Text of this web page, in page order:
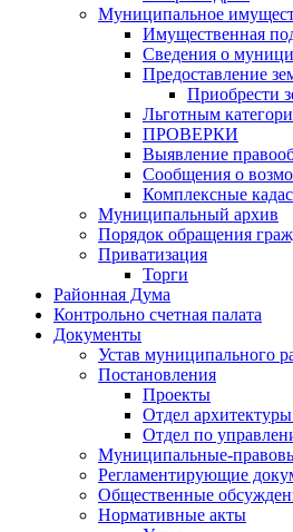
Муниципальное
Имущественная
Сведения о
Предоставление
Приобрести
Льготным
ПРОВЕРКИ
Выявление
Сообщения о
Комплексные
Муниципальный архив
Порядок обращения
Приватизация
Торги
Районная Дума
Контрольно счетная палата
Документы
Устав муниципального
Постановления
Проекты
Отдел архитектуры
Отдел по
Муниципальные-
Регламентирующие
Общественные
Нормативные акты